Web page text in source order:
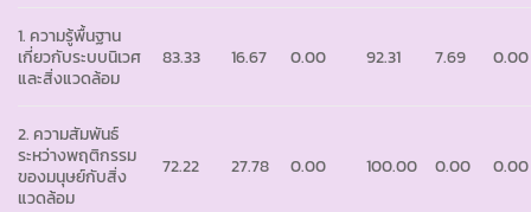
1. ความรู้พื้นฐาน
เกี่ยวกับระบบนิเวศ
และสิ่งแวดล้อม
83.33 16.67 0.00 92.31 7.69 0.00
2. ความสัมพันธ์
ระหว่างพฤติกรรม
ของมนุษย์กับสิ่ง
แวดล้อม
72.22 27.78 0.00 100.00 0.00 0.00